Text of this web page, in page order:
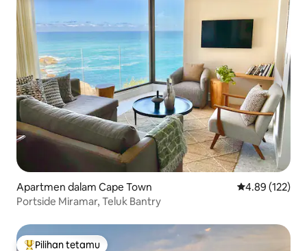
Apartmen dalam Cape Town Penarafan
4.89 (122)
Portside Miramar, Teluk Bantry
Pilihan tetamu